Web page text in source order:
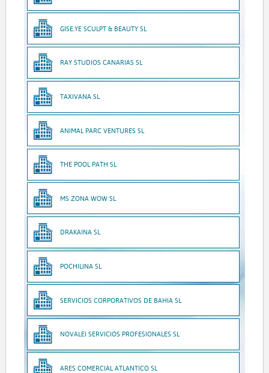
GISE.YE SCULPT & BEAUTY SL
RAY STUDIOS CANARIAS SL
TAXIVANA SL
ANIMAL PARC VENTURES SL
THE POOL PATH SL
MS ZONA WOW SL
DRAKAINA SL
POCHILINA SL
SERVICIOS CORPORATIVOS DE BAHIA SL
NOVALEI SERVICIOS PROFESIONALES SL
ARES COMERCIAL ATLANTICO SL